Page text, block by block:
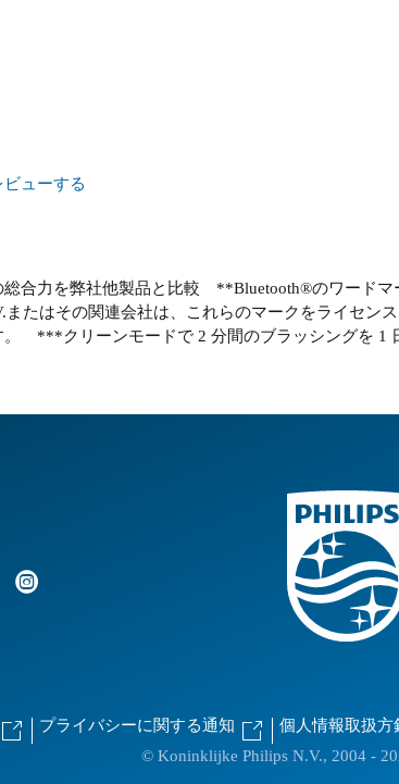
ューする
合力を弊社他製品と比較 **Bluetooth®のワードマ
またはその関連会社は、これらのマークをライセン
。 ***クリーンモードで 2 分間のブラッシングを 1
プライバシーに関する通知 個人情報取扱方
© Koninklijke Philips N.V., 2004 -